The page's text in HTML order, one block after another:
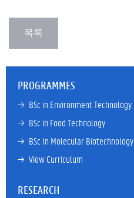
PROGRAMMES
→ BSc in Environment Technology
→ BSc in Food Technology
→ BSc In Molecular Biotechnology
→ View Curriculum
RESEARCH